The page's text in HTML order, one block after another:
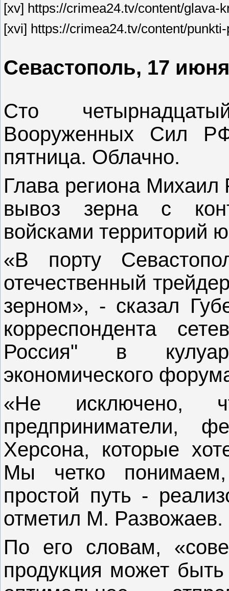
[xv] https://crimea24.tv/content/glava-
[xvi] https://crimea24.tv/content/
Севастополь, 17 июня
Сто
Вооруженных Сил
пятница. Облачно.
Глава региона
вывоз зерна с
войсками территорий
«В порту
отечественный
зерном», - сказал
корреспондента
Россия" в
экономического
«Не исключено,
предприниматели,
Херсона, которые
Мы четко
простой путь -
отметил М. Развожаев.
По его словам,
продукция может